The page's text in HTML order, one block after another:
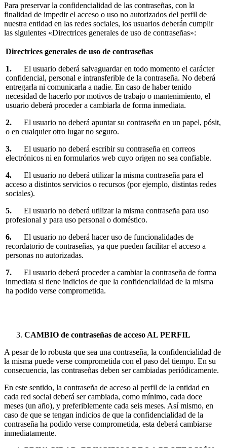
Para preservar la confidencialidad de las contraseñas, con la
finalidad de impedir el acceso o uso no autorizados del perfil de
nuestra entidad en las redes sociales, los usuarios deberán cumplir
las siguientes «Directrices generales de uso de contraseñas»:
Directrices generales de uso de contraseñas
1. El usuario deberá salvaguardar en todo momento el carácter
confidencial, personal e intransferible de la contraseña. No deberá
entregarla ni comunicarla a nadie. En caso de haber tenido
necesidad de hacerlo por motivos de trabajo o mantenimiento, el
usuario deberá proceder a cambiarla de forma inmediata.
2. El usuario no deberá apuntar su contraseña en un papel, pósit,
o en cualquier otro lugar no seguro.
3. El usuario no deberá escribir su contraseña en correos
electrónicos ni en formularios web cuyo origen no sea confiable.
4. El usuario no deberá utilizar la misma contraseña para el
acceso a distintos servicios o recursos (por ejemplo, distintas redes
sociales).
5. El usuario no deberá utilizar la misma contraseña para uso
profesional y para uso personal o doméstico.
6. El usuario no deberá hacer uso de funcionalidades de
recordatorio de contraseñas, ya que pueden facilitar el acceso a
personas no autorizadas.
7. El usuario deberá proceder a cambiar la contraseña de forma
inmediata si tiene indicios de que la confidencialidad de la misma
ha podido verse comprometida.
CAMBIO de contraseñas de acceso AL PERFIL
A pesar de lo robusta que sea una contraseña, la confidencialidad de
la misma puede verse comprometida con el paso del tiempo. En su
consecuencia, las contraseñas deben ser cambiadas periódicamente.
En este sentido, la contraseña de acceso al perfil de la entidad en
cada red social deberá ser cambiada, como mínimo, cada doce
meses (un año), y preferiblemente cada seis meses. Así mismo, en
caso de que se tengan indicios de que la confidencialidad de la
contraseña ha podido verse comprometida, esta deberá cambiarse
inmediatamente.